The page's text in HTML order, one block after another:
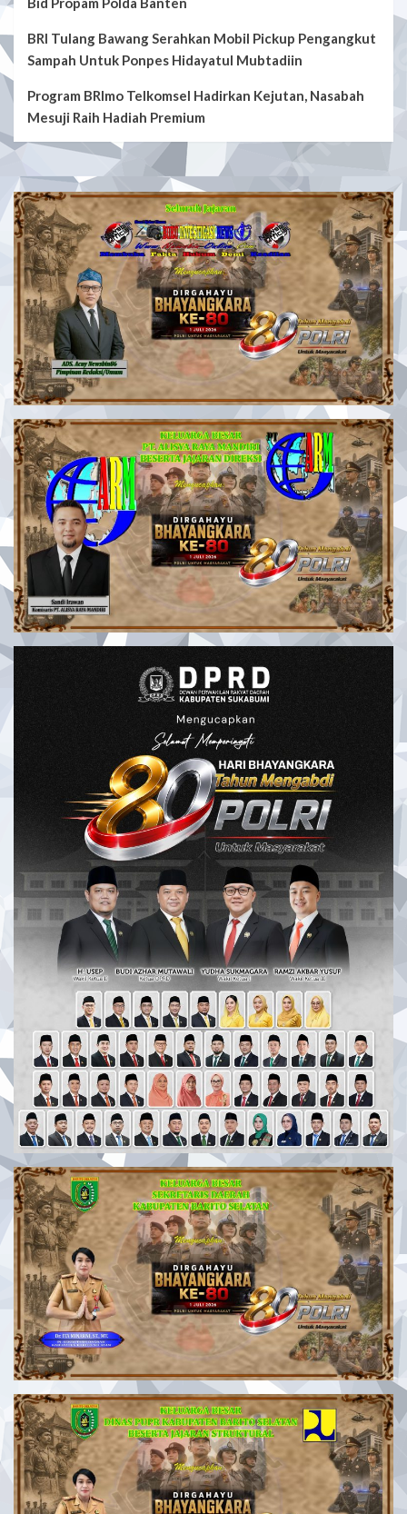
BRI Tulang Bawang Serahkan Mobil Pickup Pengangkut
Sampah Untuk Ponpes Hidayatul Mubtadiin
Program BRImo Telkomsel Hadirkan Kejutan, Nasabah
Mesuji Raih Hadiah Premium